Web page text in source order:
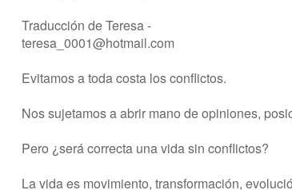
Traducción de Teresa -
teresa_0001@hotmail.com
Evitamos a toda costa los conflictos.
Nos sujetamos a abrir mano de opiniones,
Pero ¿será correcta una vida sin conflictos?
La vida es movimiento, transformación,